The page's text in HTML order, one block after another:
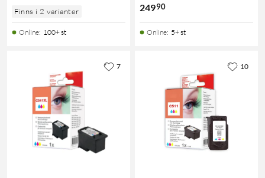
Finns i 2 varianter
Online: 100+ st
24990
Online: 5+ st
7 10